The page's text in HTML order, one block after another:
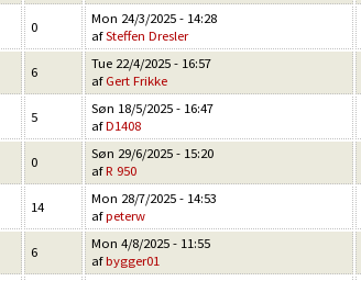
0
Mon 24/3/2025 - 14:28
afSteffen Dresler
6
Tue 22/4/2025 - 16:57
af Gert Frikke
5
Søn 18/5/2025 - 16:47
afD1408
0
Søn 29/6/2025 - 15:20
afR 950
14
Mon 28/7/2025 - 14:53
afpeterw
6
Mon 4/8/2025 - 11:55
afbygger01